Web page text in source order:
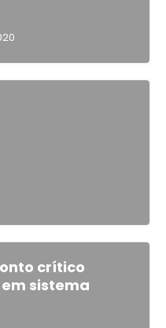
crítico
sistema